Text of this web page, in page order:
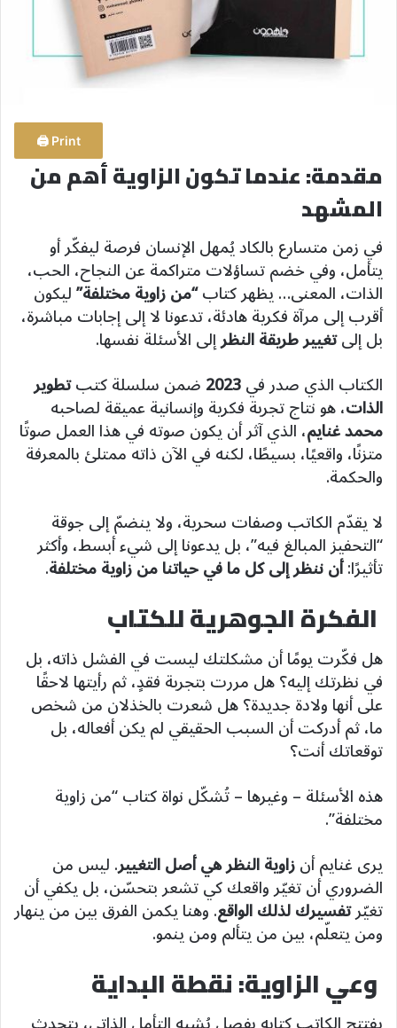
ا
Print 🖨
مقدمة: عندما تكون الزاوية أهم من
المشهد
في زمن متسارع بالكاد يُمهل الإنسان فرصة ليفكّر أو
يتأمل، وفي خضم تساؤلات متراكمة عن النجاح، الحب،
الذات، المعنى… يظهر كتاب“من زاوية مختلفة”ليكون
أقرب إلى مرآة فكرية هادئة، تدعونا لا إلى إجابات مباشرة،
بل إلىتغيير طريقة النظرإلى الأسئلة نفسها.
الكتاب الذي صدر في2023ضمن سلسلة كتبتطوير
الذات، هو نتاج تجربة فكرية وإنسانية عميقة لصاحبه
محمد غنايم، الذي آثر أن يكون صوته في هذا العمل صوتًا
متزنًا، واقعيًا، بسيطًا، لكنه في الآن ذاته ممتلئ بالمعرفة
والحكمة.
لا يقدّم الكاتب وصفات سحرية، ولا ينضمّ إلى جوقة
“التحفيز المبالغ فيه”، بل يدعونا إلى شيء أبسط، وأكثر
تأثيرًا:أن ننظر إلى كل ما في حياتنا من زاوية مختلفة.
الفكرة الجوهرية للكتاب
هل فكّرت يومًا أن مشكلتك ليست في الفشل ذاته، بل
في نظرتك إليه؟ هل مررت بتجربة فقدٍ، ثم رأيتها لاحقًا
على أنها ولادة جديدة؟ هل شعرت بالخذلان من شخص
ما، ثم أدركت أن السبب الحقيقي لم يكن أفعاله، بل
توقعاتك أنت؟
هذه الأسئلة – وغيرها – تُشكّل نواة كتاب “من زاوية
مختلفة”.
يرى غنايم أنزاوية النظر هي أصل التغيير. ليس من
الضروري أن تغيّر واقعك كي تشعر بتحسّن، بل يكفي أن
تغيّرتفسيرك لذلك الواقع. وهنا يكمن الفرق بين من ينهار
ومن يتعلّم، بين من يتألم ومن ينمو.
وعي الزاوية: نقطة البداية